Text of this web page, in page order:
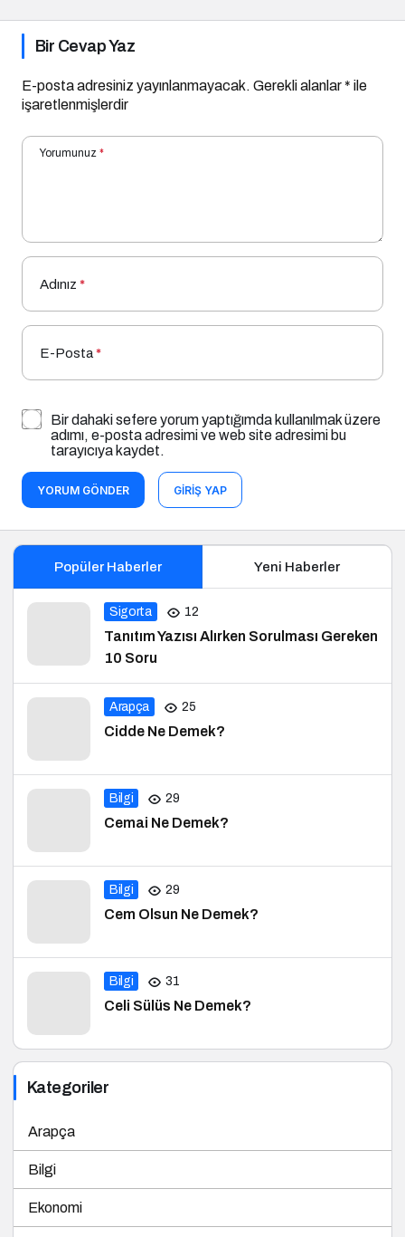
Bir Cevap Yaz
E-posta adresiniz yayınlanmayacak. Gerekli alanlar* ile
işaretlenmişlerdir
Yorumunuz *
Adınız *
E-Posta*
Bir dahaki sefere yorum yaptığımda kullanılmak üzere
adımı, e-posta adresimi ve web site adresimi bu
tarayıcıya kaydet.
YORUM GÖNDER GIRIŞ YAP
Popüler Haberler Yeni Haberler
Sigorta 12
Tanıtım Yazısı Alırken Sorulması Gereken
10 Soru
Arapça 25
Cidde Ne Demek?
Bilgi 29
Cemai Ne Demek?
Bilgi 29
Cem Olsun Ne Demek?
Bilgi 31
Celi Sülüs Ne Demek?
Kategoriler
Arapça
Bilgi
Ekonomi